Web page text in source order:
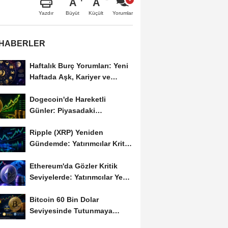
Yazdır
A
Büyüt
A
Küçült Yorumlar
Haftalık Burç Yorumları: Yeni
Haftada Aşk, Kariyer ve
Dogecoin'de Hareketli
Günler: Piyasadaki
de...
Ripple (XRP) Yeniden
Gündemde: Yatırımcılar Kritik
Ethereum'da Gözler Kritik
Seviyelerde: Yatırımcılar Yeni
Bitcoin 60 Bin Dolar
Seviyesinde Tutunmaya